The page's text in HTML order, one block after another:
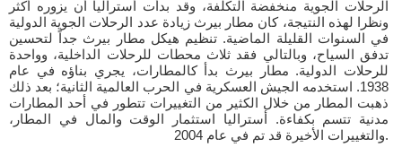
الرحلات الجوية منخفضة التكلفة، وقد بدأت أستراليا أن يزوره أكثر
ونظرا لهذه النتيجة، كان مطار بيرث زيادة عدد الرحلات الجوية الدولية
في السنوات القليلة الماضية. تنظيم هيكل مطار بيرث جداً لتحسين
تدفق السياح، وبالتالي فقد ثلاث محطات للرحلات الداخلية، وواحدة
للرحلات الدولية. مطار بيرث بدأ كالمطارات، يجري بناؤه في عام
1938. استخدمه الجيش العسكرية في الحرب العالمية الثانية؛ بعد ذلك
ذهبت المطار من خلال الكثير من التغييرات تتطور في أحد المطارات
مدنية تتسم بكفاءة. أستراليا استثمار الوقت والمال في المطار،
والتغييرات الأخيرة قد تم في عام 2004.